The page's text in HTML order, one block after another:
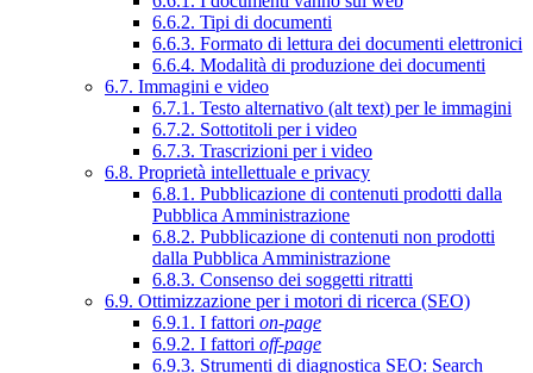
6.6.2. Tipi di documenti
6.6.3. Formato di lettura dei documenti elettronici
6.6.4. Modalità di produzione dei documenti
6.7. Immagini e video
6.7.1. Testo alternativo (alt text) per le immagini
6.7.2. Sottotitoli per i video
6.7.3. Trascrizioni per i video
6.8. Proprietà intellettuale e privacy
6.8.1. Pubblicazione di contenuti prodotti dalla
Pubblica Amministrazione
6.8.2. Pubblicazione di contenuti non prodotti
dalla Pubblica Amministrazione
6.8.3. Consenso dei soggetti ritratti
6.9. Ottimizzazione per i motori di ricerca (SEO)
6.9.1. I fattori on-page
6.9.2. I fattori off-page
6.9.3. Strumenti di diagnostica SEO: Search